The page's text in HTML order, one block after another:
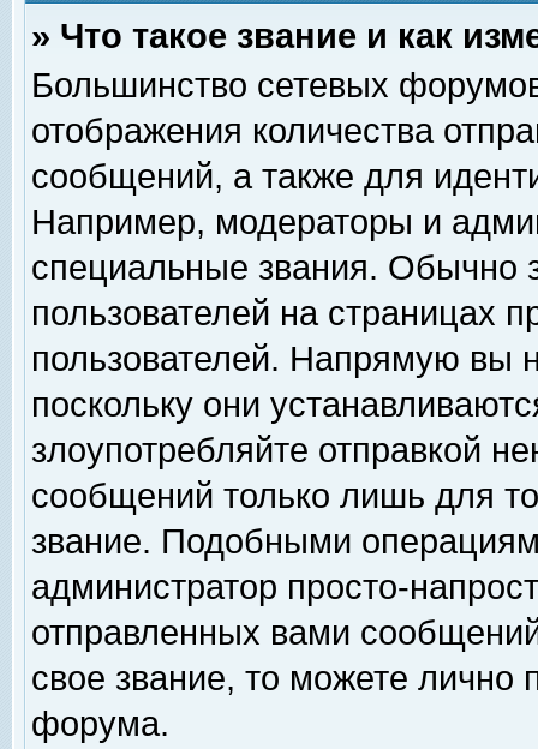
» Что такое звание и как
Большинство сетевых
отображения количества
сообщений, а также для
Например, модераторы и
специальные звания. Обычно
пользователей на страницах
пользователей. Напрямую вы
поскольку они
злоупотребляйте отправкой
сообщений только лишь для
звание. Подобными
администратор просто-
отправленных вами
свое звание, то можете лично
форума.